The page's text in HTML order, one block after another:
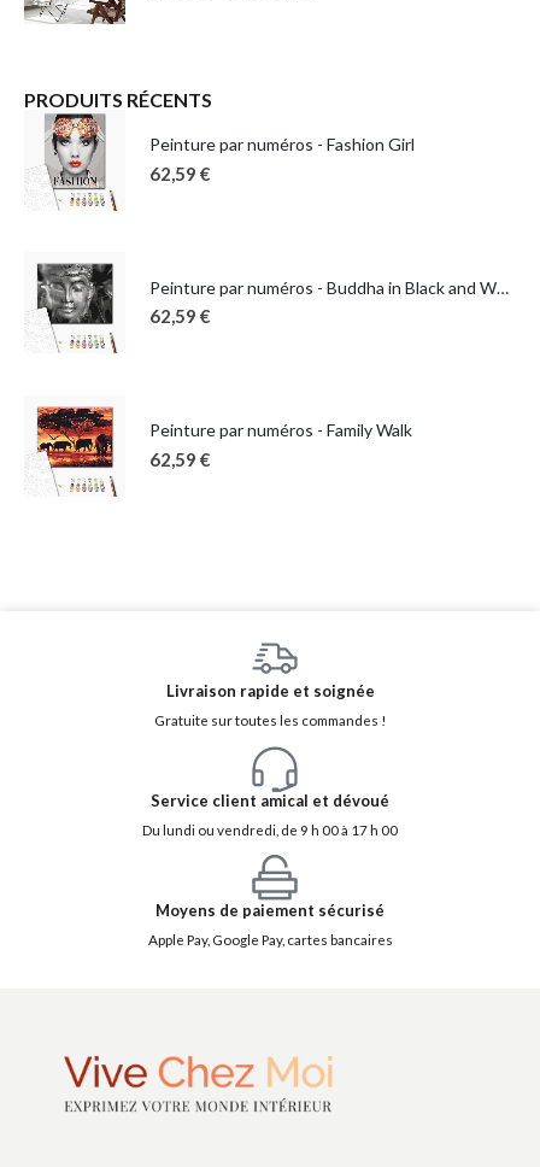
PRODUITS RÉCENTS
Peinture par numéros - Fashion Girl
62,59 €
Peinture par numéros - Buddha in Black and White
62,59 €
Peinture par numéros - Family Walk
62,59 €
Livraison rapide et soignée
Gratuite sur toutes les commandes !
Service client amical et dévoué
Du lundi ou vendredi, de 9 h 00 à 17 h 00
Moyens de paiement sécurisé
Apple Pay, Google Pay, cartes bancaires